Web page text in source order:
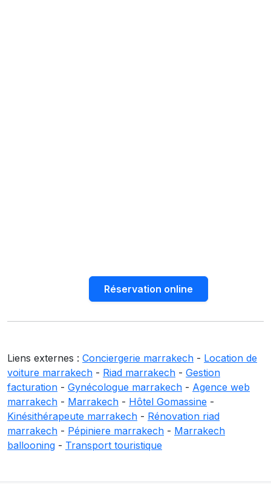
Réservation online
Liens externes : Conciergerie marrakech - Location de
voiture marrakech - Riad marrakech - Gestion
facturation - Gynécologue marrakech - Agence web
marrakech - Marrakech - Hôtel Gomassine -
Kinésithérapeute marrakech - Rénovation riad
marrakech - Pépiniere marrakech - Marrakech
ballooning - Transport touristique